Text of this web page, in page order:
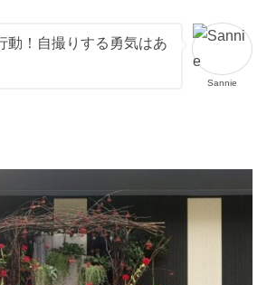
Sannie
動！自撮りする勇気はあ